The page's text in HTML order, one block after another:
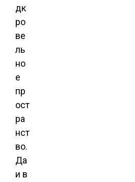
дк
ро
ве
ль
но
е
пр
ост
ра
нст
во.
Да
и в